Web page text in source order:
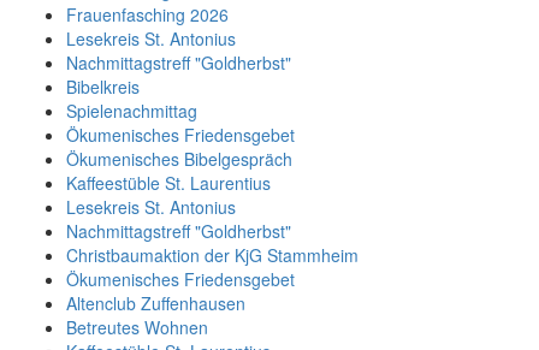
Frauenfasching 2026
Lesekreis St. Antonius
Nachmittagstreff "Goldherbst"
Bibelkreis
Spielenachmittag
Ökumenisches Friedensgebet
Ökumenisches Bibelgespräch
Kaffeestüble St. Laurentius
Lesekreis St. Antonius
Nachmittagstreff "Goldherbst"
Christbaumaktion der KjG Stammheim
Ökumenisches Friedensgebet
Altenclub Zuffenhausen
Betreutes Wohnen